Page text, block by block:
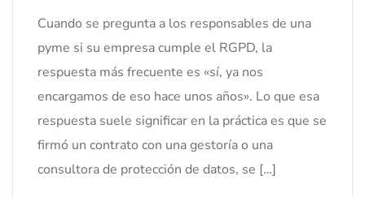
Cuando se pregunta a los responsables de una
pyme si su empresa cumple el RGPD, la
respuesta más frecuente es «sí, ya nos
encargamos de eso hace unos años». Lo que esa
respuesta suele significar en la práctica es que se
firmó un contrato con una gestoría o una
consultora de protección de datos, se […]